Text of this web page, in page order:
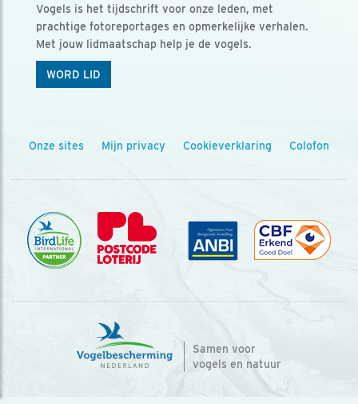
Vogels is het tijdschrift voor onze leden, met
prachtige fotoreportages en opmerkelijke verhalen.
Met jouw lidmaatschap help je de vogels.
WORD LID
Onze sites Mijn privacy Cookieverklaring Colofon
Samen voor
vogels en natuur